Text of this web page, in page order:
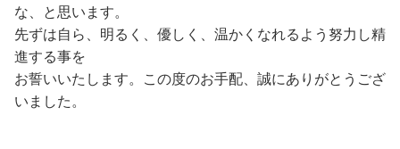
な、と思います。
先ずは自ら、明るく、優しく、温かくなれるよう努力し精
進する事を
お誓いいたします。この度のお手配、誠にありがとうござ
いました。